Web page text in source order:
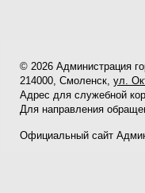
© 2026 Администрация
214000, Смоленск,ул.
Адрес для служебной
Для направления
Официальный сайт